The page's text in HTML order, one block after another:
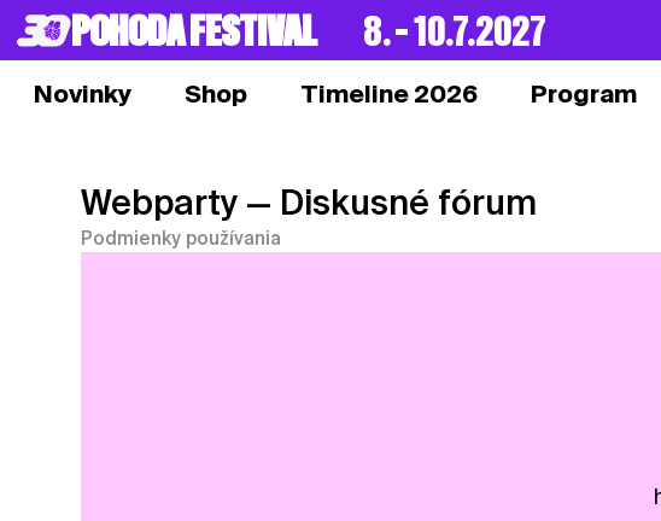
POHODA FESTIVAL 8. – 10.7.2027
Novinky Shop Timeline 2026 Program
Webparty — Diskusné fórum
Podmienky používania